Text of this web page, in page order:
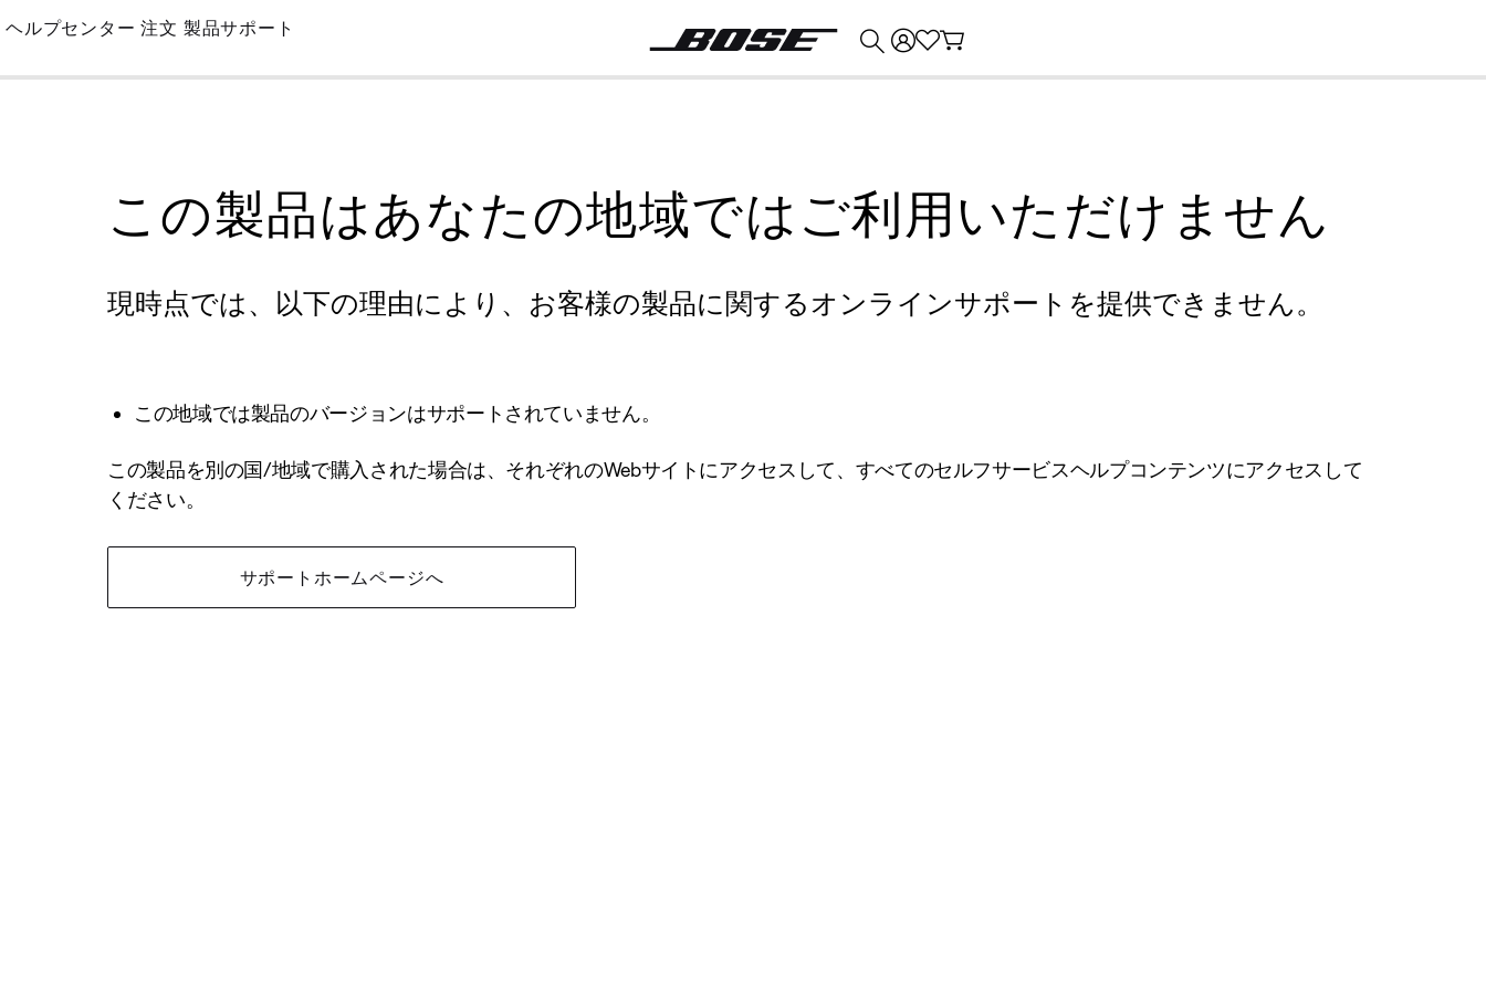
Skip
Main
ヘルプセンター 注文 製品サポート
この製品はあなたの地域ではご利用いただけません
現時点では、以下の理由により、お客様の製品に関するオンラインサポートを提供できません。
この地域では製品のバージョンはサポートされていません。
この製品を別の国/地域で購入された場合は、それぞれのWebサイトにアクセスして、すべてのセルフサービスヘルプコンテンツにアクセスして
ください。
サポートホームページへ